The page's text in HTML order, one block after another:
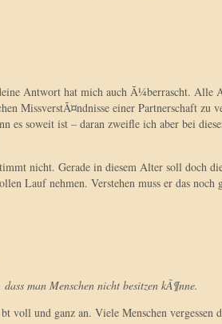
Antwort hat mich auch Ã¼berrascht. Alle
MissverstÃ¤ndnisse einer Partnerschaft zu
es soweit ist – daran zweifle ich aber bei
nicht. Gerade in diesem Alter soll doch
Lauf nehmen. Verstehen muss er das noch
man Menschen nicht besitzen kÃ¶nne.
voll und ganz an. Viele Menschen vergessen